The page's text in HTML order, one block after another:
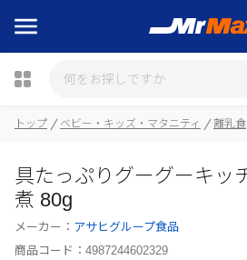
トップ ベビー・キッズ・マタニティ 離乳食
具たっぷりグーグーキッ
煮 80g
メーカー： アサヒグループ食品
商品コード： 4987244602329